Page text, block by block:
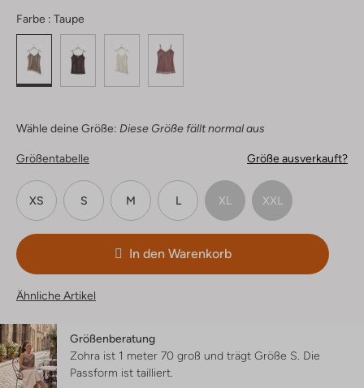
Farbe : Taupe
Wähle deine Größe: Diese Größe fällt normal aus
Größentabelle Größe ausverkauft?
XS S M L XL XXL
In den Warenkorb
Ähnliche Artikel
Größenberatung
Zohra ist 1 meter 70 groß und trägt Größe S. Die
Passform ist tailliert